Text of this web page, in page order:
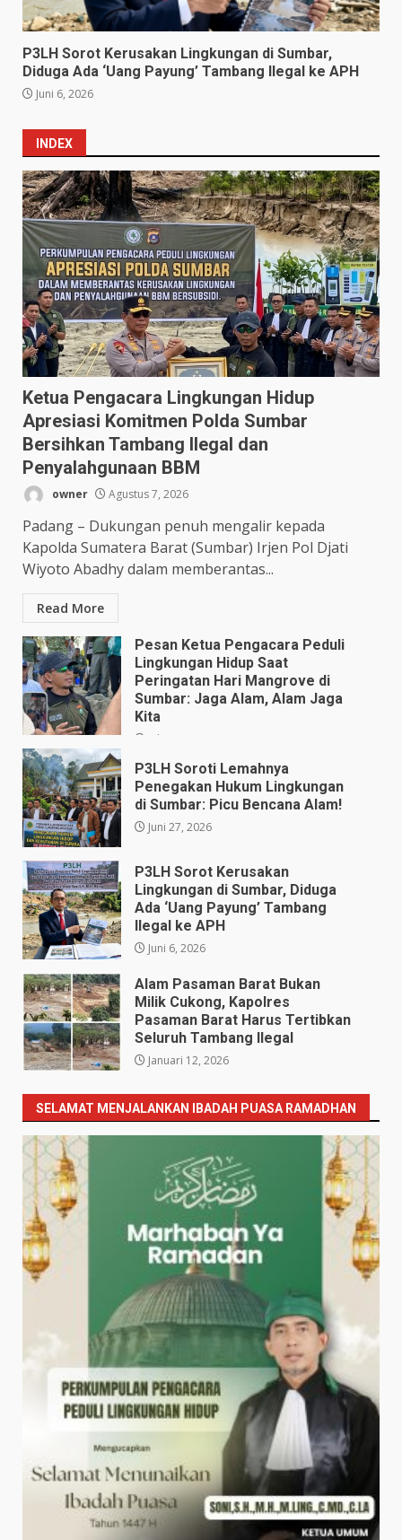
P3LH Sorot Kerusakan Lingkungan di Sumbar,
Diduga Ada ‘Uang Payung’ Tambang Ilegal ke APH
Juni 6, 2026
INDEX
Ketua Pengacara Lingkungan Hidup
Apresiasi Komitmen Polda Sumbar
Bersihkan Tambang Ilegal dan
Penyalahgunaan BBM
owner Agustus 7, 2026
Padang – Dukungan penuh mengalir kepada
Kapolda Sumatera Barat (Sumbar) Irjen Pol Djati
Wiyoto Abadhy dalam memberantas...
Read More
Pesan Ketua Pengacara Peduli
Lingkungan Hidup Saat
Peringatan Hari Mangrove di
Sumbar: Jaga Alam, Alam Jaga
Kita
Juli 28, 2026
P3LH Soroti Lemahnya
Penegakan Hukum Lingkungan
di Sumbar: Picu Bencana Alam!
Juni 27, 2026
P3LH Sorot Kerusakan
Lingkungan di Sumbar, Diduga
Ada ‘Uang Payung’ Tambang
Ilegal ke APH
Juni 6, 2026
Alam Pasaman Barat Bukan
Milik Cukong, Kapolres
Pasaman Barat Harus Tertibkan
Seluruh Tambang Ilegal
Januari 12, 2026
SELAMAT MENJALANKAN IBADAH PUASA RAMADHAN